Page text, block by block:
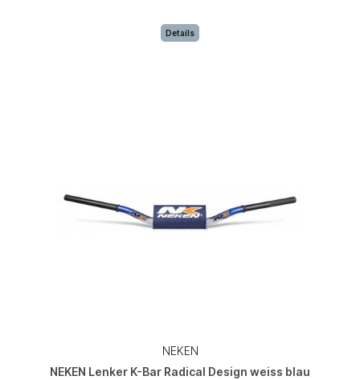
Details
NEKEN
NEKEN Lenker K-Bar Radical Design weiss blau